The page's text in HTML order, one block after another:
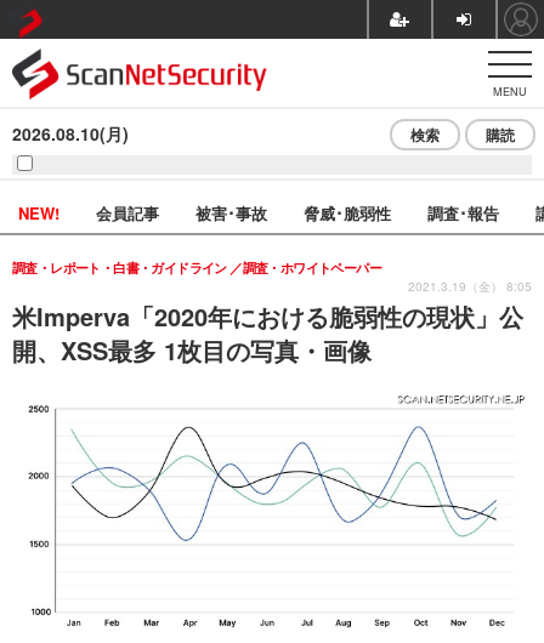
MENU
2026.08.10(月) 検索 購読
NEW! 会員記事 被害･事故 脅威･脆弱性 調査･報告
米Imperva「2020年における脆弱性の現状」公
開、XSS最多 1枚目の写真・画像
調査・レポート・白書・ガイドライン 調査・ホワイトペーパー
2021.3.19（金） 8:05